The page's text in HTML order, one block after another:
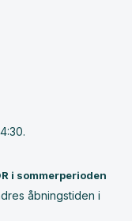
i sommerperioden
åbningstiden i